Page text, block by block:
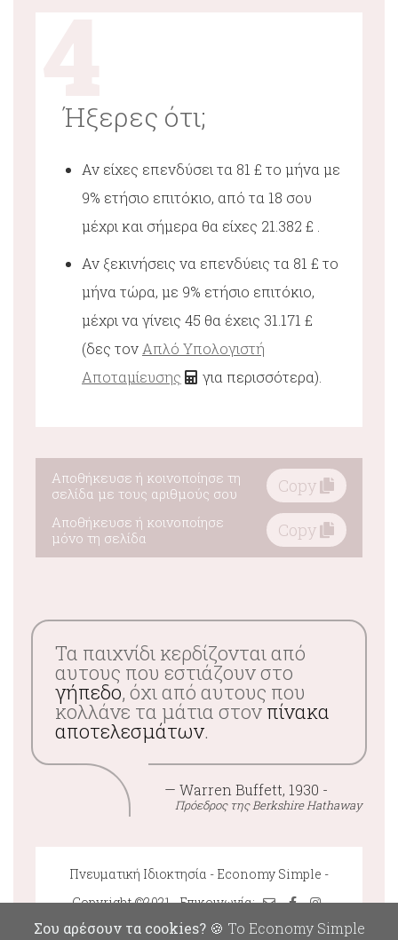
Σου αρέσουν τα cookies?🍪 Το Economy Simple
Ήξερες ότι;
Αν είχες επενδύσει τα 81 £ το μήνα με
9% ετήσιο επιτόκιο, από τα 18 σου
μέχρι και σήμερα θα είχες 21.382 £ .
Αν ξεκινήσεις να επενδύεις τα 81 £ το
μήνα τώρα, με 9% ετήσιο επιτόκιο,
μέχρι να γίνεις 45 θα έχεις 31.171 £
(δες τον Απλό Υπολογιστή
Αποταμίευσης
για περισσότερα).
Αποθήκευσε ή κοινοποίησε τη
σελίδα με τους αριθμούς σου
Copy
Αποθήκευσε ή κοινοποίησε
μόνο τη σελίδα
Copy
Τα παιχνίδι κερδίζονται από
αυτους που εστιάζουν στο
γήπεδο, όχι από αυτους που
κολλάνε τα μάτια στονπίνακα
αποτελεσμάτων.
— Warren Buffett, 1930 -
Πρόεδρος της Berkshire Hathaway
Πνευματική Ιδιοκτησία - Economy Simple -
Copyright ©2021 - Επικοινωνία: